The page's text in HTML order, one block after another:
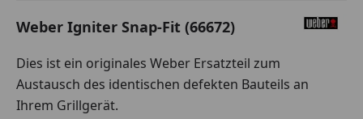
Weber Igniter Snap-Fit (66672)
Dies ist ein originales Weber Ersatzteil zum
Austausch des identischen defekten Bauteils an
Ihrem Grillgerät.